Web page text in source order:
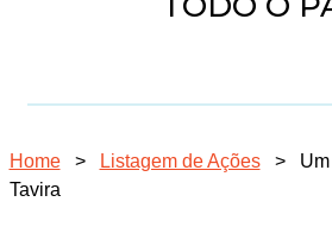
Home > Listagem de Ações >
Tavira